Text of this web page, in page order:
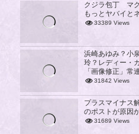
クジラ包丁 マ
もっとヤバイと
33389 Views
浜崎あゆみ？小
玲？レディー・
「画像修正」常
31842 Views
プラスマイナス
のポストが原因
31689 Views